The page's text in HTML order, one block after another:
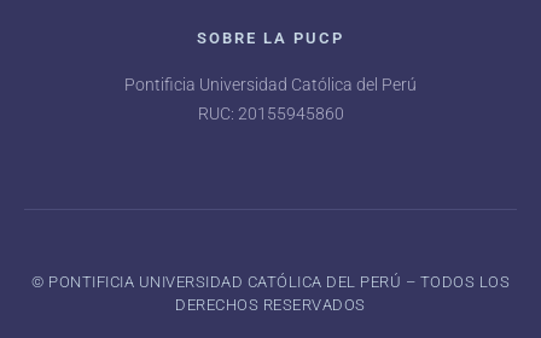
SOBRE LA PUCP
Pontificia Universidad Católica del Perú
RUC: 20155945860
©️ PONTIFICIA UNIVERSIDAD CATÓLICA DEL PERÚ – TODOS LOS
DERECHOS RESERVADOS